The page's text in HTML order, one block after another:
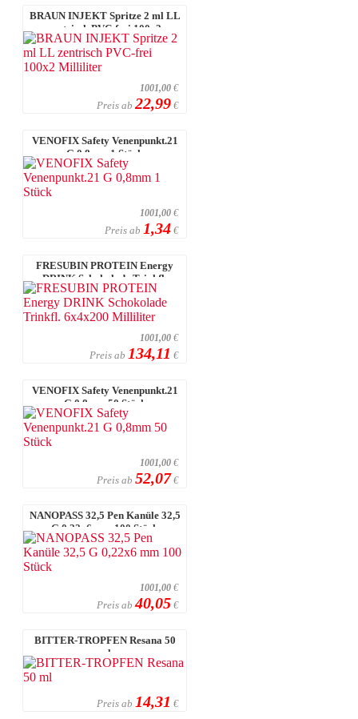
BRAUN INJEKT Spritze 2 ml LL
zentrisch PVC-frei 100x2
Milliliter
1001,00 €
Preis ab 22,99 €
VENOFIX Safety Venenpunkt.21
G 0,8mm 1 Stück
1001,00 €
Preis ab 1,34 €
FRESUBIN PROTEIN Energy
DRINK Schokolade Trinkfl.
6x4x200 Millil ...
1001,00 €
Preis ab 134,11 €
VENOFIX Safety Venenpunkt.21
G 0,8mm 50 Stück
1001,00 €
Preis ab 52,07 €
NANOPASS 32,5 Pen Kanüle 32,5
G 0,22x6 mm 100 Stück
1001,00 €
Preis ab 40,05 €
BITTER-TROPFEN Resana 50
ml
Preis ab 14,31 €